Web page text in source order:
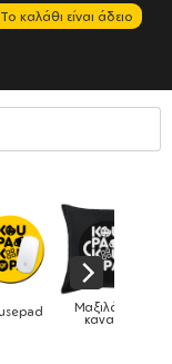
Το καλάθι είναι άδειο
Phone Holders